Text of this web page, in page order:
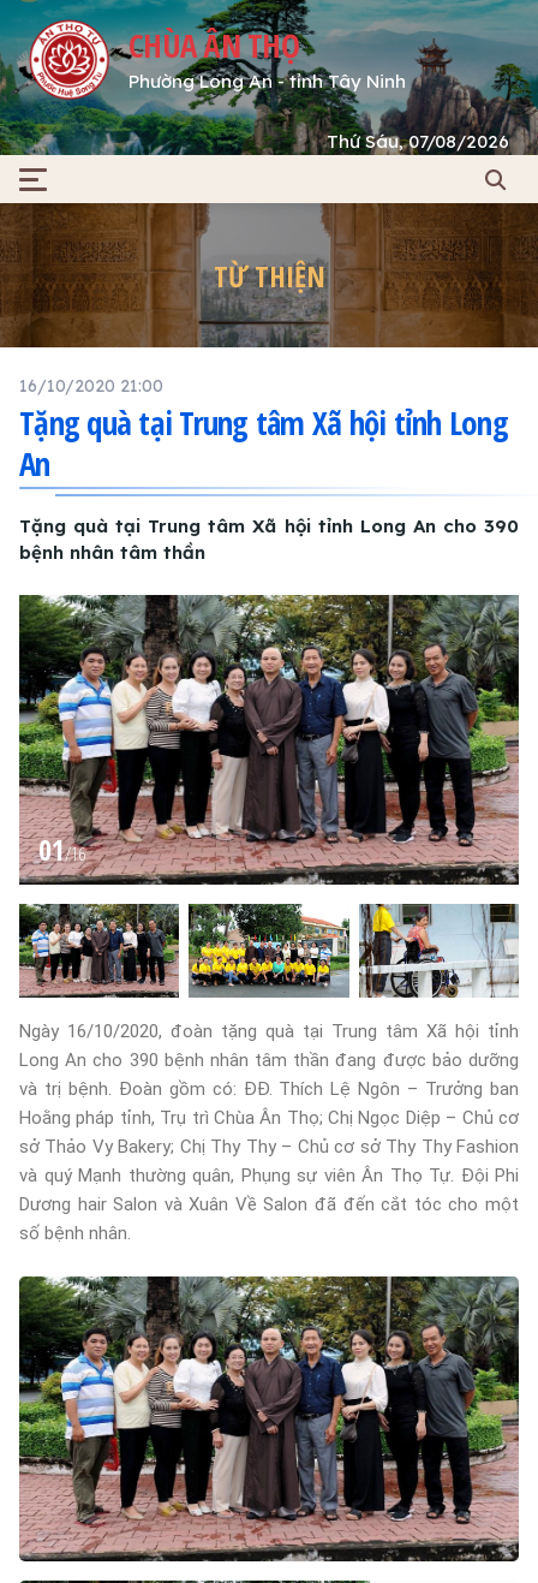
CHÙA ÂN THỌ
Phường Long An - tỉnh Tây Ninh
Thứ Sáu, 07/08/2026
TỪ THIỆN
16/10/2020 21:00
Tặng quà tại Trung tâm Xã hội tỉnh Long
An
Tặng quà tại Trung tâm Xã hội tỉnh Long An cho 390
bệnh nhân tâm thần
01/16
Ngày 16/10/2020, đoàn tặng quà tại Trung tâm Xã hội tỉnh
Long An cho 390 bệnh nhân tâm thần đang được bảo dưỡng
và trị bệnh. Đoàn gồm có: ĐĐ. Thích Lệ Ngôn – Trưởng ban
Hoằng pháp tỉnh, Trụ trì Chùa Ân Thọ; Chị Ngọc Diệp – Chủ cơ
sở Thảo Vy Bakery; Chị Thy Thy – Chủ cơ sở Thy Thy Fashion
và quý Mạnh thường quân, Phụng sự viên Ân Thọ Tự. Đội Phi
Dương hair Salon và Xuân Về Salon đã đến cắt tóc cho một
số bệnh nhân.